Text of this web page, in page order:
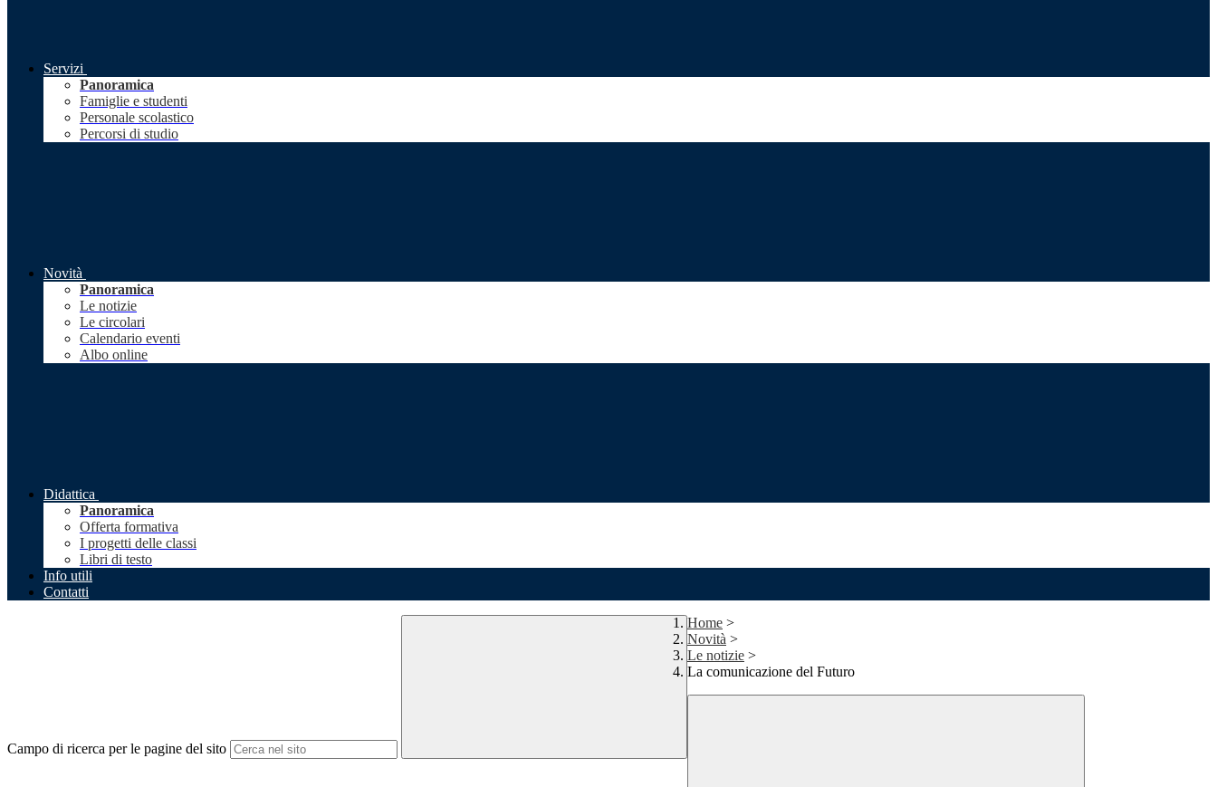
Servizi
Panoramica
Famiglie e studenti
Personale scolastico
Percorsi di studio
Novità
Panoramica
Le notizie
Le circolari
Calendario eventi
Albo online
Didattica
Panoramica
Offerta formativa
I progetti delle classi
Libri di testo
Info utili
Contatti
Campo di ricerca per le pagine del sito
Home >
Novità >
Le notizie >
La comunicazione del Futuro